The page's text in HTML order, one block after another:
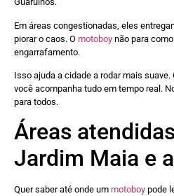
Em áreas congestionadas, eles
piorar o caos. O motoboy não para
engarrafamento.
Isso ajuda a cidade a rodar mais suave.
você acompanha tudo em tempo real.
para todos.
Áreas
Jardim Maia e
Quer saber até onde um motoboy pode